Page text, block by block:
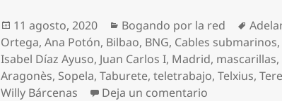
Publicado
el
11 agosto, 2020 Categorías
Bogando por la red
Ortega,Ana Potón, Bilbao, BNG, Cables submarinos,
Isabel Díaz Ayuso, Juan Carlos I, Madrid, mascarillas,
Aragonès, Sopela,Taburete,teletrabajo,Telxius,
Willy Bárcenas
Deja un comentario